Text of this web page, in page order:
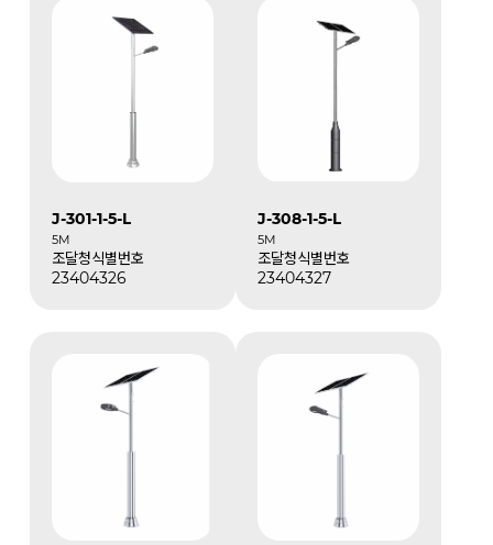
J-301-1-5-L
5M
조달청식별번호
23404326
J-308-1-5-L
5M
조달청식별번호
23404327